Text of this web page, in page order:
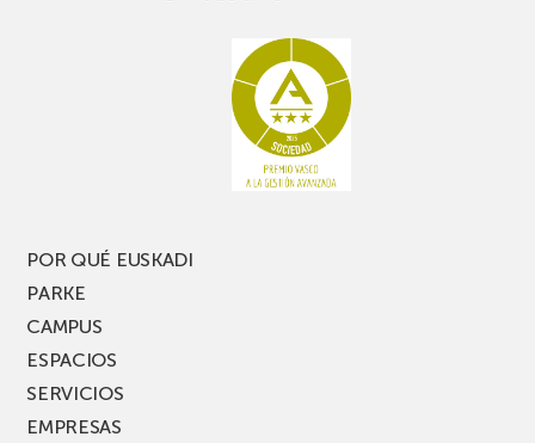
PARKEA
MUSIK
POR QUÉ EUSKADI
PARKE
CAMPUS
ESPACIOS
SERVICIOS
EMPRESAS